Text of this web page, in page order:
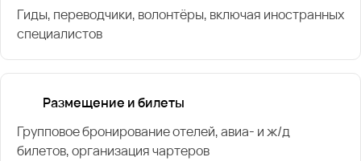
Гиды, переводчики, волонтёры, включая иностранных
специалистов
Размещение и билеты
Групповое бронирование отелей, авиа- и ж/д
билетов, организация чартеров